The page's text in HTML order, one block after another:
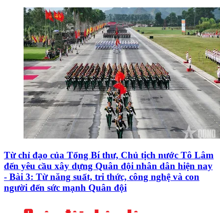
Từ chỉ đạo của Tổng Bí thư, Chủ tịch nước Tô Lâm
đến yêu cầu xây dựng Quân đội nhân dân hiện nay
- Bài 3: Từ năng suất, tri thức, công nghệ và con
người đến sức mạnh Quân đội